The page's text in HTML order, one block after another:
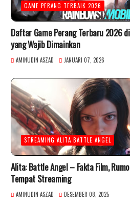
GAME PERANG TERBAIK 2026
Daftar Game Perang Terbaru 2026
yang Wajib Dimainkan
AMINUDIN ASZAD JANUARI 07, 2026
STREAMING ALITA BATTLE ANGEL
Alita: Battle Angel – Fakta Film,
Tempat Streaming
AMINUDIN ASZAD DESEMBER 08, 2025